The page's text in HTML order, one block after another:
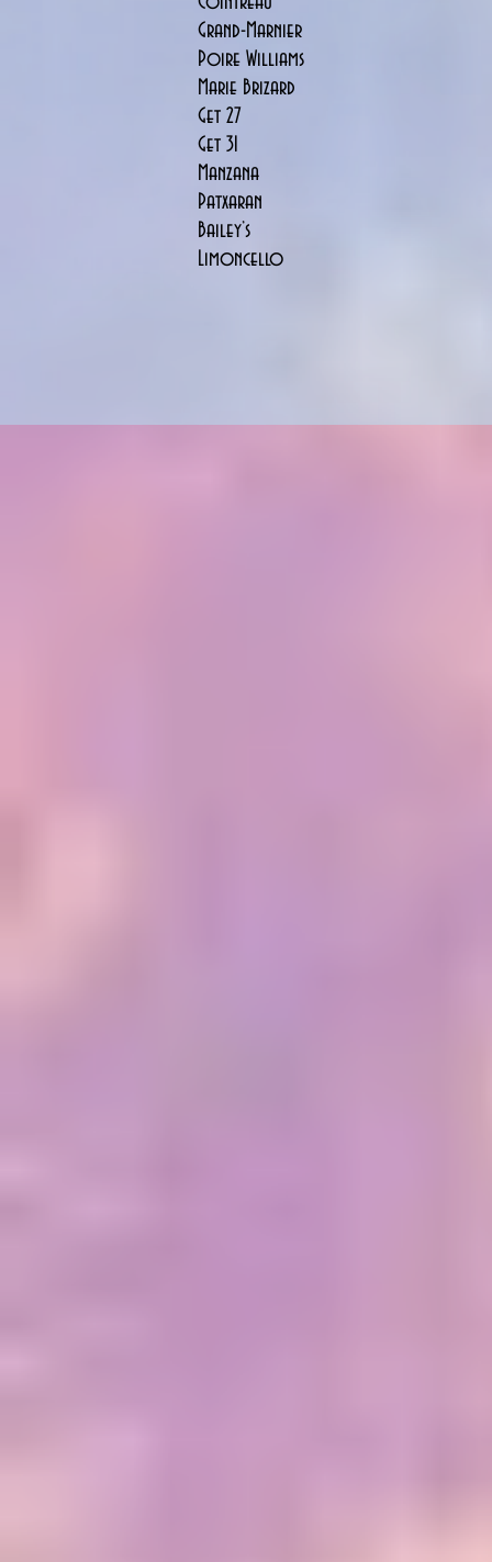
Grand-Marnier
Poire Williams
Marie Brizard
Get 27
Get 31
Manzana
Patxaran
Bailey’s
Limoncello